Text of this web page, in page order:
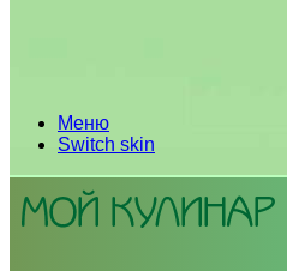
Меню
Switch skin